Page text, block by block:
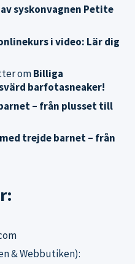
syskonvagnen Petite
i video: Lär dig
omBilliga
barfotasneaker!
– från plusset till
trejde barnet – från
& Webbutiken):